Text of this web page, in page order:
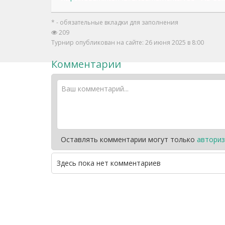
* - обязательные вкладки для заполнения
209
Турнир опубликован на сайте: 26 июня 2025 в 8:00
Комментарии
Оставлять комментарии могут только
Здесь пока нет комментариев